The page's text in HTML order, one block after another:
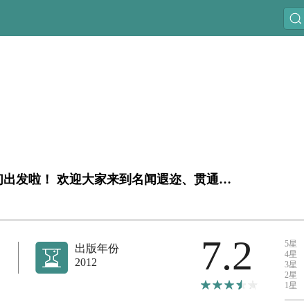
"各位旅客，我们出发啦！ 欢迎大家来到名闻遐迩、贯通京都至江户的东海道！"
出版年份
2012
7.2 5星
4星
3星
2星
1星